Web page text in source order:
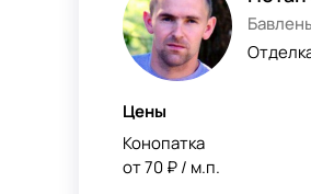
Цены
Конопатка
от 70 ₽ / м.п.